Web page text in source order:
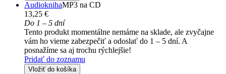
AudioknihaMP3 na CD
13,25 €
Do 1 – 5 dní
Tento produkt momentálne nemáme na sklade, ale zvyčajne
vám ho vieme zabezpečiť a odoslať do 1 – 5 dní. A
posnažíme sa aj trochu rýchlejšie!
Pridať do zoznamu
Vložiť do košíka